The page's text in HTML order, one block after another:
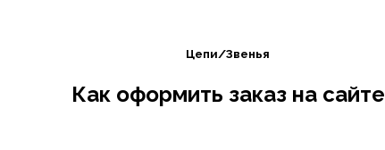
Цепи/Звенья
Как оформить заказ на сайте